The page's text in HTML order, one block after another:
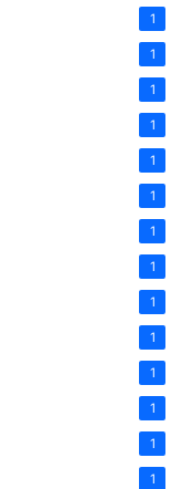
1
1
1
1
1
1
1
1
1
1
1
1
1
1